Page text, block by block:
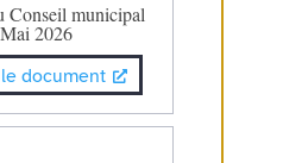
Conseil municipal
2026
document